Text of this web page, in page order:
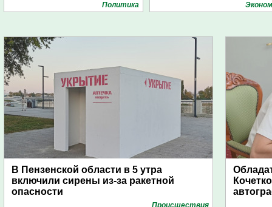
Политика
В Пензенской области в 5 утра
включили сирены из-за ракетной
опасности
Проиcшествия